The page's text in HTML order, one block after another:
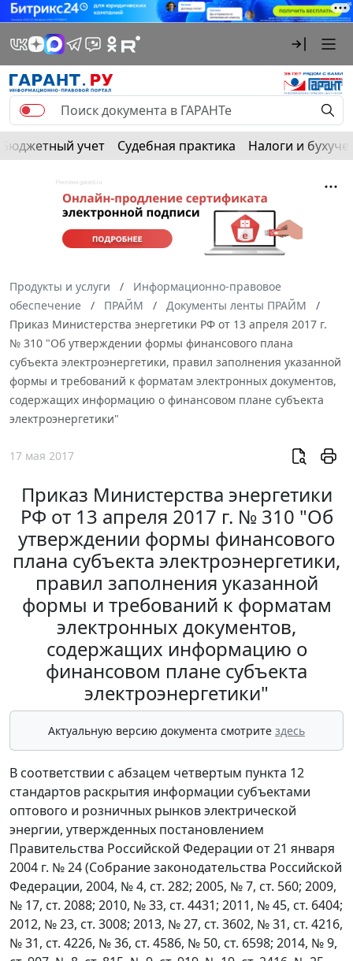
Бюджетный учет Судебная практика Налоги и
Продукты и услуги
Информационно-правовое
обеспечение
ПРАЙМ
Документы ленты ПРАЙМ
Приказ Министерства энергетики РФ от 13 апреля 2017 г.
№ 310 "Об утверждении формы финансового плана
субъекта электроэнергетики, правил заполнения указанной
формы и требований к форматам электронных документов,
содержащих информацию о финансовом плане субъекта
электроэнергетики"
17 мая 2017
Приказ Министерства энергетики
РФ от 13 апреля 2017 г. № 310 "Об
утверждении формы финансового
плана субъекта электроэнергетики,
правил заполнения указанной
формы и требований к форматам
электронных документов,
содержащих информацию о
финансовом плане субъекта
электроэнергетики"
Актуальную версию документа смотрите здесь
В соответствии с абзацем четвертым пункта 12
стандартов раскрытия информации субъектами
оптового и розничных рынков электрической
энергии, утвержденных постановлением
Правительства Российской Федерации от 21 января
2004 г. № 24 (Собрание законодательства Российской
Федерации, 2004, № 4, ст. 282; 2005, № 7, ст. 560; 2009,
№ 17, ст. 2088; 2010, № 33, ст. 4431; 2011, № 45, ст. 6404;
2012, № 23, ст. 3008; 2013, № 27, ст. 3602, № 31, ст. 4216,
№ 31, ст. 4226, № 36, ст. 4586, № 50, ст. 6598; 2014, № 9,